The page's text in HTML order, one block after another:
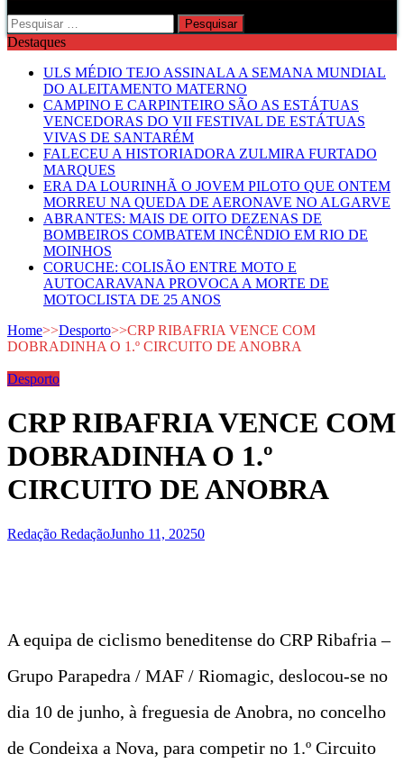
Pesquisar
por:
Destaques
ULS MÉDIO TEJO ASSINALA A SEMANA MUNDIAL
DO ALEITAMENTO MATERNO
CAMPINO E CARPINTEIRO SÃO AS ESTÁTUAS
VENCEDORAS DO VII FESTIVAL DE ESTÁTUAS
VIVAS DE SANTARÉM
FALECEU A HISTORIADORA ZULMIRA FURTADO
MARQUES
ERA DA LOURINHÃ O JOVEM PILOTO QUE ONTEM
MORREU NA QUEDA DE AERONAVE NO ALGARVE
ABRANTES: MAIS DE OITO DEZENAS DE
BOMBEIROS COMBATEM INCÊNDIO EM RIO DE
MOINHOS
CORUCHE: COLISÃO ENTRE MOTO E
AUTOCARAVANA PROVOCA A MORTE DE
MOTOCLISTA DE 25 ANOS
Home>>Desporto>>CRP RIBAFRIA VENCE COM
DOBRADINHA O 1.º CIRCUITO DE ANOBRA
Desporto
CRP RIBAFRIA VENCE COM
DOBRADINHA O 1.º
CIRCUITO DE ANOBRA
Redação RedaçãoJunho 11, 20250
A equipa de ciclismo beneditense do CRP Ribafria –
Grupo Parapedra / MAF / Riomagic, deslocou-se no
dia 10 de junho, à freguesia de Anobra, no concelho
de Condeixa a Nova, para competir no 1.º Circuito